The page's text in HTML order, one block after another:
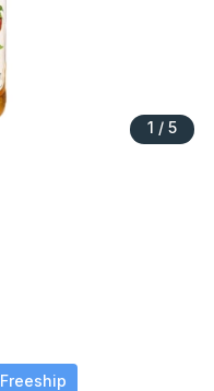
1 / 5
Freeship